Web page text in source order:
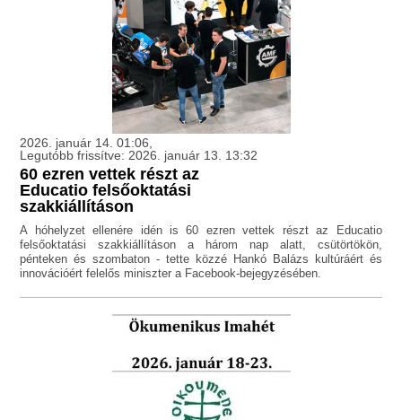
2026. január 14. 01:06,
Legutóbb frissítve: 2026. január 13. 13:32
60 ezren vettek részt az
Educatio felsőoktatási
szakkiállításon
A hóhelyzet ellenére idén is 60 ezren vettek részt az Educatio
felsőoktatási szakkiállításon a három nap alatt, csütörtökön,
pénteken és szombaton - tette közzé Hankó Balázs kultúráért és
innovációért felelős miniszter a Facebook-bejegyzésében.